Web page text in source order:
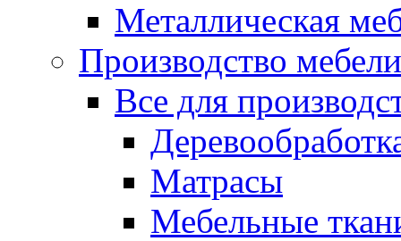
Металлическая
Производство мебели
Все для
Матрасы
Мебельные